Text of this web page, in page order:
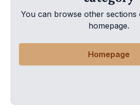
You can browse other
homepage.
Homepage